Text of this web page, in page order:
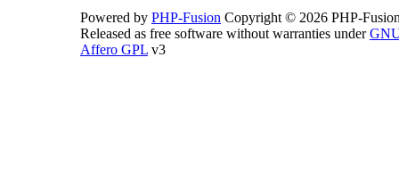
Powered by PHP-Fusion Copyright © 2026 PHP-
Released as free software without warranties under
Affero GPL v3